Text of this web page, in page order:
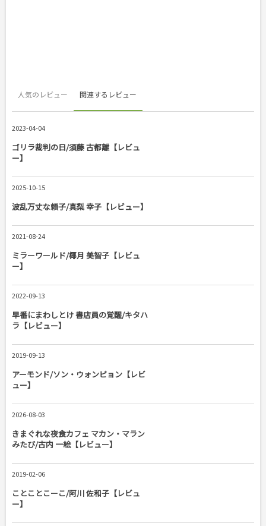
人気のレビュー 関連するレビュー
2023-04-04
ゴリラ裁判の日/須藤 古都離【レビュ
ー】
2025-10-15
波乱万丈な頼子/真梨 幸子【レビュー】
2021-08-24
ミラーワールド/椰月 美智子【レビュ
ー】
2022-09-13
早番にまわしとけ 書店員の覚醒/キタハ
ラ【レビュー】
2019-09-13
アーモンド/ソン・ウォンピョン【レビ
ュー】
2026-08-03
きまぐれな夜食カフェ マカン・マラン
みたび/古内 一絵【レビュー】
2019-02-06
ことことこーこ/阿川 佐和子【レビュ
ー】